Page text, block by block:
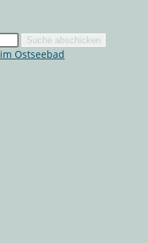
Suche abschicken